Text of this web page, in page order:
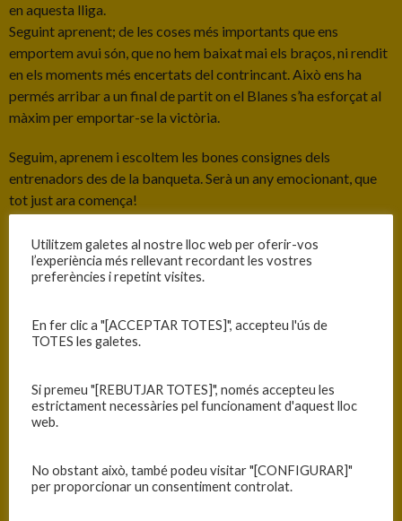
en aquesta lliga.
Seguint aprenent; de les coses més importants que ens
emportem avui són, que no hem baixat mai els braços, ni rendit
en els moments més encertats del contrincant. Això ens ha
permés arribar a un final de partit on el Blanes s’ha esforçat al
màxim per emportar-se la victòria.
Seguim, aprenem i escoltem les bones consignes dels
entrenadors des de la banqueta. Serà un any emocionant, que
tot just ara comença!
Força Blanes!
C.B. BLANES
68
—
Utilitzem galetes al nostre lloc web per oferir-vos
l’experiència més rellevant recordant les vostres
preferències i repetint visites.
En fer clic a "[ACCEPTAR TOTES]", accepteu l'ús de
TOTES les galetes.
Si premeu "[REBUTJAR TOTES]", només accepteu les
estrictament necessàries pel funcionament d'aquest lloc
web.
No obstant això, també podeu visitar "[CONFIGURAR]"
per proporcionar un consentiment controlat.